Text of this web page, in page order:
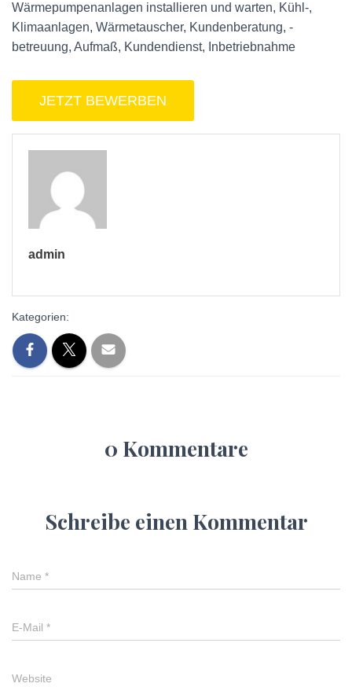
Wärmepumpenanlagen installieren und warten, Kühl-,
Klimaanlagen, Wärmetauscher, Kundenberatung, -
betreuung, Aufmaß, Kundendienst, Inbetriebnahme
admin
Kategorien:
0 Kommentare
Schreibe einen Kommentar
Name *
E-Mail *
Website